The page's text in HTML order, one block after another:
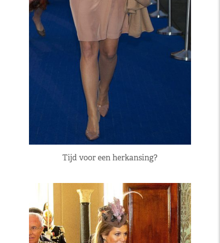
Tijd voor een herkansing?